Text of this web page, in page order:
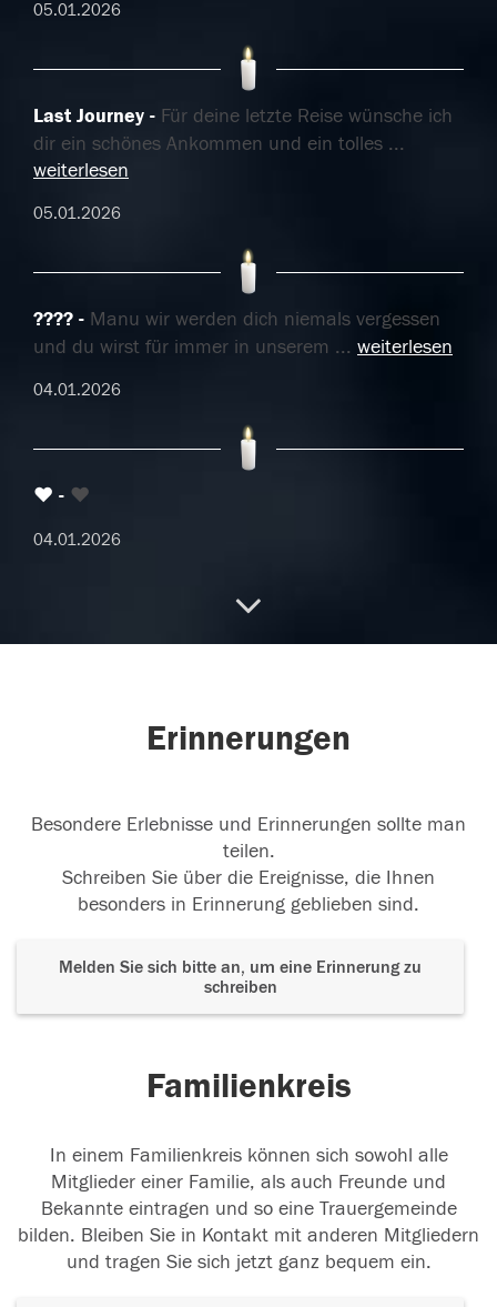
05.01.2026
Last Journey
Für deine letzte Reise wünsche ich
dir ein schönes Ankommen und ein tolles ...
weiterlesen
05.01.2026
????️
Manu wir werden dich niemals vergessen
und du wirst für immer in unserem ... weiterlesen
04.01.2026
❤️ ❤️
04.01.2026
Du fehlst mir so sehr
Ich zünde für dich eine
Erinnerungen
Besondere Erlebnisse und Erinnerungen sollte man
teilen.
Schreiben Sie über die Ereignisse, die Ihnen
besonders in Erinnerung geblieben sind.
Melden Sie sich bitte an, um eine Erinnerung zu
schreiben
Familienkreis
In einem Familienkreis können sich sowohl alle
Mitglieder einer Familie, als auch Freunde und
Bekannte eintragen und so eine Trauergemeinde
bilden. Bleiben Sie in Kontakt mit anderen Mitgliedern
und tragen Sie sich jetzt ganz bequem ein.